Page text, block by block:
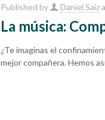
Published by Daniel Saiz
La música:
¿Te imaginas el
mejor compañera. Hemos